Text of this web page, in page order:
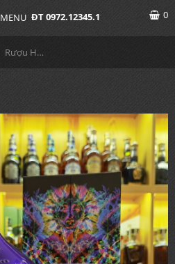
MENU ĐT 0972.12345.1 0
Rượu Hennessy VSOP Limited Tím